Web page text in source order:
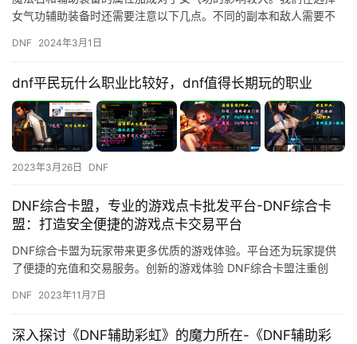
女气功辅助装备时还需要注意以下几点。不同的副本和敌人需要不
DNF 2024年3月1日
dnf平民玩什么职业比较好，dnf值得长期玩的职业
2023年3月26日 DNF
DNF综合卡盟，专业的游戏点卡批发平台-DNF综合卡
盟：打造安全便捷的游戏点卡交易平台
DNF综合卡盟为玩家带来更多优质的游戏体验。平台还为玩家提供
了便捷的充值和交易服务。创新的游戏体验 DNF综合卡盟注重创
DNF 2023年11月7日
深入探讨《DNF辅助彩虹》的魔力所在-《DNF辅助彩